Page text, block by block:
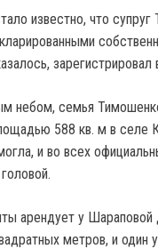
известно, что
зарегистрировал
небом, семья
588 кв. м в селе
и во всех
арендует у
метров, и один